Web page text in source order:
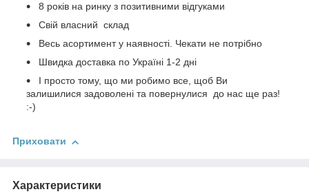
8 років на ринку з позитивними відгуками
Свій власний склад
Весь асортимент у наявності. Чекати не потрібно
Швидка доставка по Україні 1-2 дні
І просто тому, що ми робимо все, щоб Ви
залишилися задоволені та повернулися до нас ще раз!
:-)
Приховати
Характеристики